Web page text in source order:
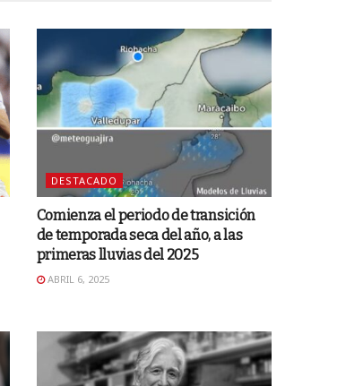
DESTACADO
Comienza el periodo de transición
de temporada seca del año, a las
primeras lluvias del 2025
ABRIL 6, 2025